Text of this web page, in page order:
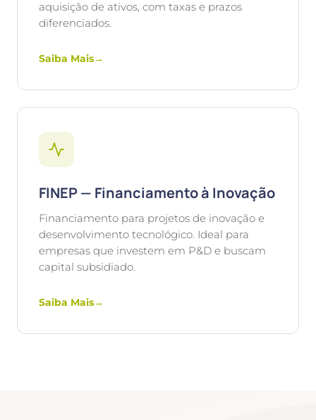
aquisição de ativos, com taxas e prazos
diferenciados.
Saiba Mais→
FINEP — Financiamento à Inovação
Financiamento para projetos de inovação e
desenvolvimento tecnológico. Ideal para
empresas que investem em P&D e buscam
capital subsidiado.
Saiba Mais→